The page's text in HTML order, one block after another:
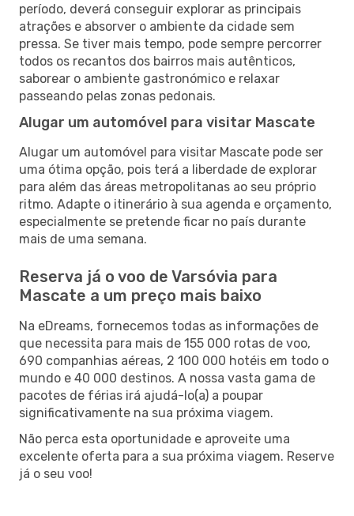
período, deverá conseguir explorar as principais
atrações e absorver o ambiente da cidade sem
pressa. Se tiver mais tempo, pode sempre percorrer
todos os recantos dos bairros mais autênticos,
saborear o ambiente gastronómico e relaxar
passeando pelas zonas pedonais.
Alugar um automóvel para visitar Mascate
Alugar um automóvel para visitar Mascate pode ser
uma ótima opção, pois terá a liberdade de explorar
para além das áreas metropolitanas ao seu próprio
ritmo. Adapte o itinerário à sua agenda e orçamento,
especialmente se pretende ficar no país durante
mais de uma semana.
Reserva já o voo de Varsóvia para
Mascate a um preço mais baixo
Na eDreams, fornecemos todas as informações de
que necessita para mais de 155 000 rotas de voo,
690 companhias aéreas, 2 100 000 hotéis em todo o
mundo e 40 000 destinos. A nossa vasta gama de
pacotes de férias irá ajudá-lo(a) a poupar
significativamente na sua próxima viagem.
Não perca esta oportunidade e aproveite uma
excelente oferta para a sua próxima viagem. Reserve
já o seu voo!